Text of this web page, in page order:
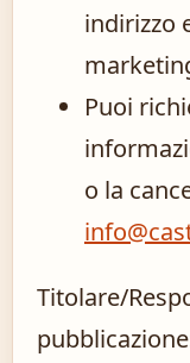
indirizzo
Puoi
o la
Titolare/